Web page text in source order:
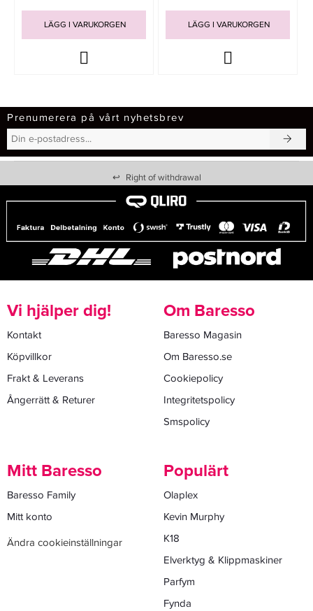
LÄGG I VARUKORGEN LÄGG I VARUKORGEN
Prenumerera på vårt nyhetsbrev
↩ Right of withdrawal
Vi hjälper dig!
Kontakt
Köpvillkor
Frakt & Leverans
Ångerrätt & Returer
Om Baresso
Baresso Magasin
Om Baresso.se
Cookiepolicy
Integritetspolicy
Smspolicy
Mitt Baresso
Baresso Family
Mitt konto
Ändra cookieinställningar
Populärt
Olaplex
Kevin Murphy
K18
Elverktyg & Klippmaskiner
Parfym
Fynda